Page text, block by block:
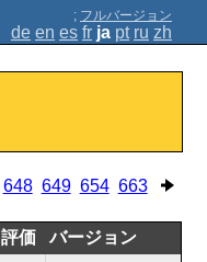
; フルバージョン
de en es fr ja pt ru zh
648 649 654 663
評価 バージョン